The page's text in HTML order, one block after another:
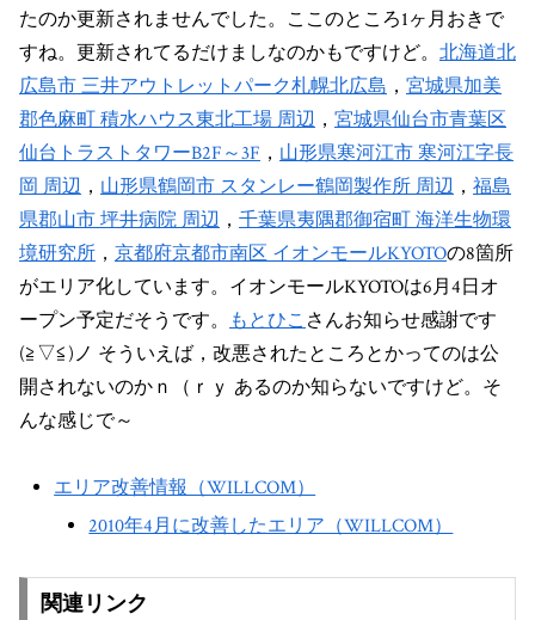
たのか更新されませんでした。ここのところ1ヶ月おきで
すね。更新されてるだけましなのかもですけど。 北海道北
広島市 三井アウトレットパーク札幌北広島 ， 宮城県加美
郡色麻町 積水ハウス東北工場 周辺 ， 宮城県仙台市青葉区
仙台トラストタワーB2F～3F ， 山形県寒河江市 寒河江字長
岡 周辺 ， 山形県鶴岡市 スタンレー鶴岡製作所 周辺 ， 福島
県郡山市 坪井病院 周辺 ， 千葉県夷隅郡御宿町 海洋生物環
境研究所 ， 京都府京都市南区 イオンモールKYOTOの8箇所
がエリア化しています。イオンモールKYOTOは6月4日オ
ープン予定だそうです。
もとひこ さんお知らせ感謝です
(≧▽≦)ノ そういえば，改悪されたところとかってのは公
開されないのかｎ（ｒｙ あるのか知らないですけど。そ
んな感じで～
エリア改善情報（WILLCOM）
2010年4月に改善したエリア（WILLCOM）
関連リンク